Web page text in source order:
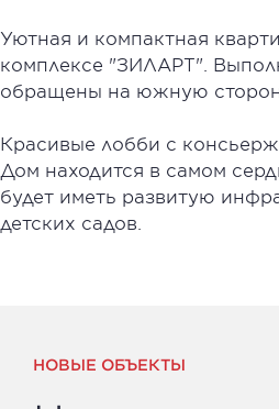
Уютная и компактная
комплексе "ЗИЛАРТ".
обращены на южную
Красивые лобби с
Дом находится в самом
будет иметь развитую
детских садов.
НОВЫЕ ОБЪЕКТЫ